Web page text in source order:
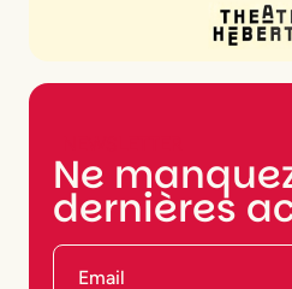
Ne
dernières